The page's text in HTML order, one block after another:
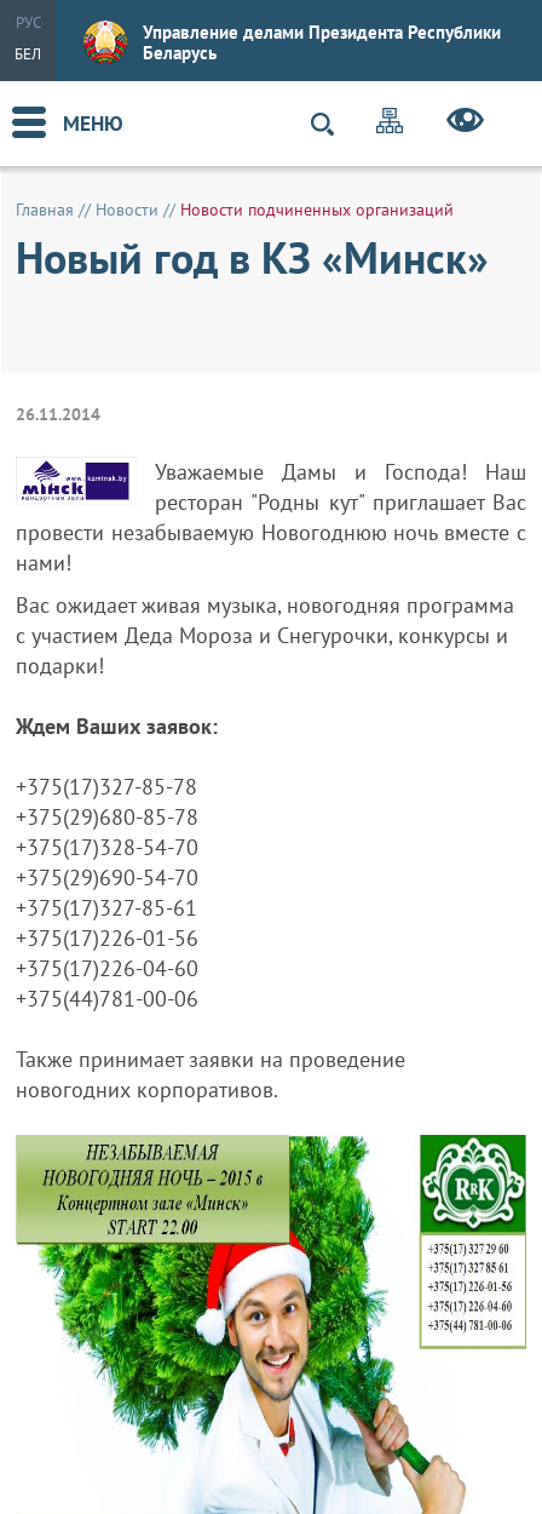
РУС
БЕЛ
Управление делами Президента Республики
Беларусь
МЕНЮ
Главная // Новости // Новости подчиненных организаций
Новый год в КЗ «Минск»
26.11.2014
Уважаемые Дамы и Господа! Наш
ресторан "Родны кут" приглашает Вас
провести незабываемую Новогоднюю ночь вместе с
нами!
Вас ожидает живая музыка, новогодняя программа
с участием Деда Мороза и Снегурочки, конкурсы и
подарки!
Ждем Ваших заявок:
+375(17)327-85-78
+375(29)680-85-78
+375(17)328-54-70
+375(29)690-54-70
+375(17)327-85-61
+375(17)226-01-56
+375(17)226-04-60
+375(44)781-00-06
Также принимает заявки на проведение
новогодних корпоративов.